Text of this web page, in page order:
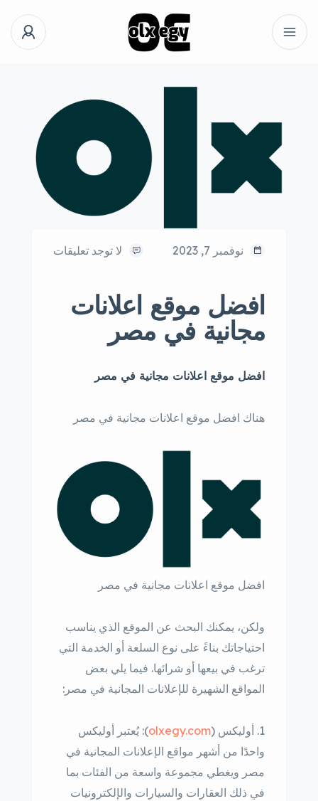
نوفمبر 7, 2023 لا توجد تعليقات
افضل موقع اعلانات
مجانية في مصر
افضل موقع اعلانات مجانية في مصر
هناك افضل موقع اعلانات مجانية في مصر
افضل موقع اعلانات مجانية في مصر
ولكن، يمكنك البحث عن الموقع الذي يناسب
احتياجاتك بناءً على نوع السلعة أو الخدمة التي
ترغب في بيعها أو شرائها. فيما يلي بعض
المواقع الشهيرة للإعلانات المجانية في مصر:
أوليكس (olxegy.com): يُعتبر أوليكس
واحدًا من أشهر مواقع الإعلانات المجانية في
مصر ويغطي مجموعة واسعة من الفئات بما
في ذلك العقارات والسيارات والإلكترونيات